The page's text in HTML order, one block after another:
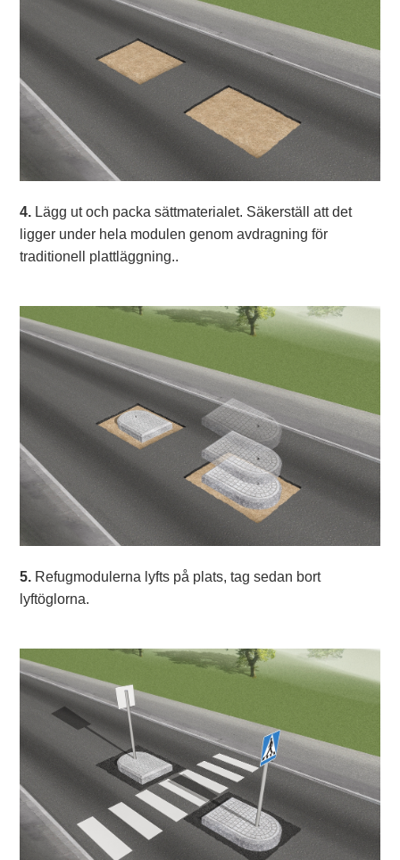
4. Lägg ut och packa sättmaterialet. Säkerställ att det
ligger under hela modulen genom avdragning för
traditionell plattläggning..
5. Refugmodulerna lyfts på plats, tag sedan bort
lyftöglorna.